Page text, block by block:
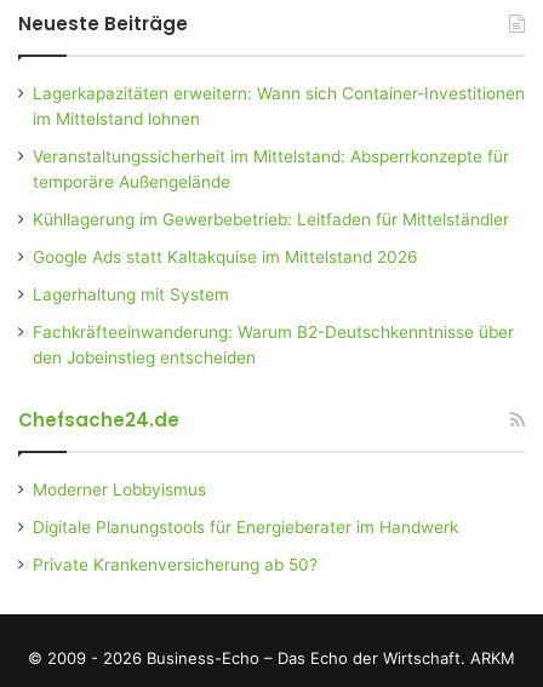
Neueste Beiträge
Lagerkapazitäten erweitern: Wann sich Container-Investitionen
im Mittelstand lohnen
Veranstaltungssicherheit im Mittelstand: Absperrkonzepte für
temporäre Außengelände
Kühllagerung im Gewerbebetrieb: Leitfaden für Mittelständler
Google Ads statt Kaltakquise im Mittelstand 2026
Lagerhaltung mit System
Fachkräfteeinwanderung: Warum B2-Deutschkenntnisse über
den Jobeinstieg entscheiden
Chefsache24.de
Moderner Lobbyismus
Digitale Planungstools für Energieberater im Handwerk
Private Krankenversicherung ab 50?
© 2009 - 2026 Business-Echo – Das Echo der Wirtschaft. ARKM